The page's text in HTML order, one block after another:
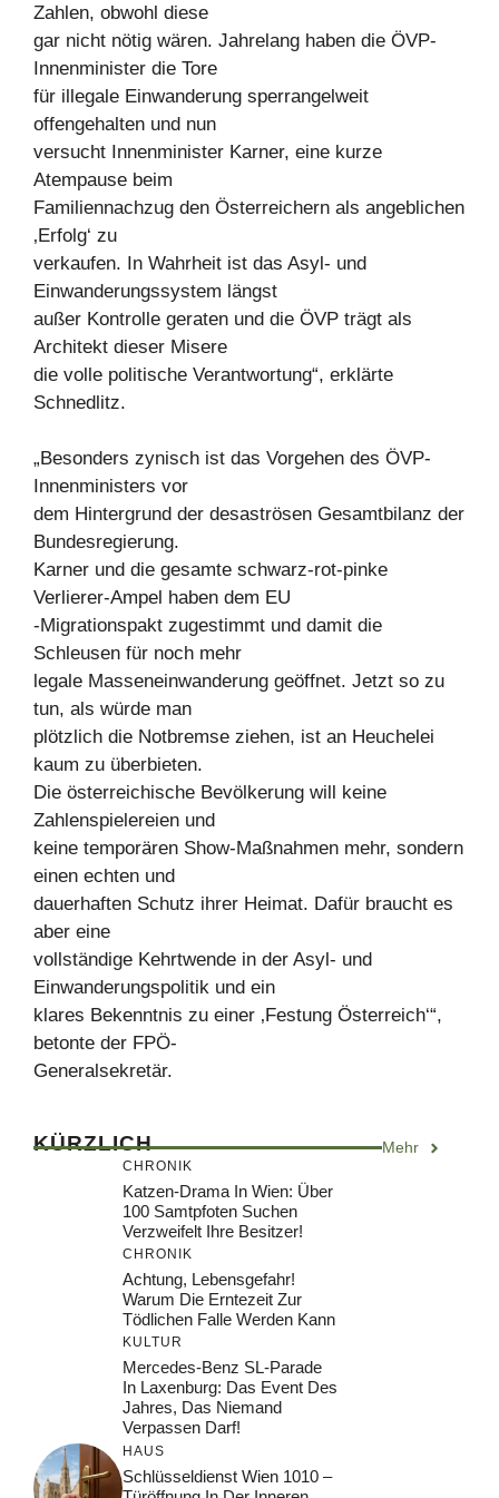
Zahlen, obwohl diese
gar nicht nötig wären. Jahrelang haben die ÖVP-
Innenminister die Tore
für illegale Einwanderung sperrangelweit
offengehalten und nun
versucht Innenminister Karner, eine kurze
Atempause beim
Familiennachzug den Österreichern als angeblichen
‚Erfolg‘ zu
verkaufen. In Wahrheit ist das Asyl- und
Einwanderungssystem längst
außer Kontrolle geraten und die ÖVP trägt als
Architekt dieser Misere
die volle politische Verantwortung“, erklärte
Schnedlitz.
„Besonders zynisch ist das Vorgehen des ÖVP-
Innenministers vor
dem Hintergrund der desaströsen Gesamtbilanz der
Bundesregierung.
Karner und die gesamte schwarz-rot-pinke
Verlierer-Ampel haben dem EU
-Migrationspakt zugestimmt und damit die
Schleusen für noch mehr
legale Masseneinwanderung geöffnet. Jetzt so zu
tun, als würde man
plötzlich die Notbremse ziehen, ist an Heuchelei
kaum zu überbieten.
Die österreichische Bevölkerung will keine
Zahlenspielereien und
keine temporären Show-Maßnahmen mehr, sondern
einen echten und
dauerhaften Schutz ihrer Heimat. Dafür braucht es
aber eine
vollständige Kehrtwende in der Asyl- und
Einwanderungspolitik und ein
klares Bekenntnis zu einer ‚Festung Österreich‘“,
betonte der FPÖ-
Generalsekretär.
KÜRZLICH Mehr
CHRONIK
Katzen-Drama In Wien: Über
100 Samtpfoten Suchen
Verzweifelt Ihre Besitzer!
CHRONIK
Achtung, Lebensgefahr!
Warum Die Erntezeit Zur
Tödlichen Falle Werden Kann
KULTUR
Mercedes-Benz SL-Parade
In Laxenburg: Das Event Des
Jahres, Das Niemand
Verpassen Darf!
HAUS
Schlüsseldienst Wien 1010 –